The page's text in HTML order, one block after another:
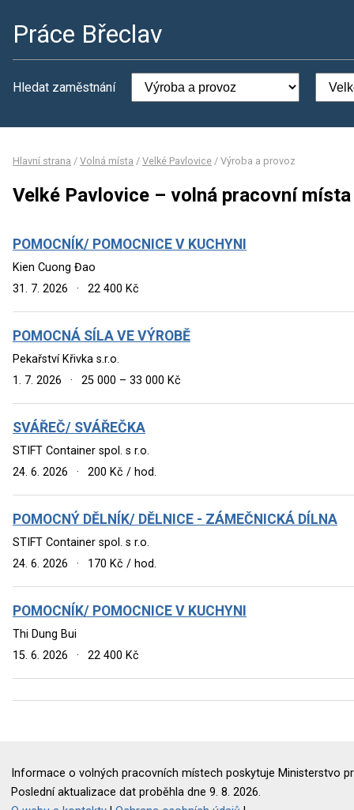
Práce Břeclav
Hledat zaměstnání
Hlavní strana / Volná místa / Velké Pavlovice / Výroba a provoz
Velké Pavlovice – volná pracovní
POMOCNÍK/ POMOCNICE V KUCHYNI
Kien Cuong Đao
31. 7. 2026
· 22 400 Kč
POMOCNÁ SÍLA VE VÝROBĚ
Pekařství Křivka s.r.o.
1. 7. 2026
· 25 000 – 33 000 Kč
SVÁŘEČ/ SVÁŘEČKA
STIFT Container spol. s r.o.
24. 6. 2026
· 200 Kč / hod.
POMOCNÝ DĚLNÍK/ DĚLNICE - ZÁMEČNICKÁ DÍLNA
STIFT Container spol. s r.o.
24. 6. 2026
· 170 Kč / hod.
POMOCNÍK/ POMOCNICE V KUCHYNI
Thi Dung Bui
15. 6. 2026
· 22 400 Kč
Informace o volných pracovních místech poskytuje Ministerstvo
Poslední aktualizace dat proběhla dne 9. 8. 2026.